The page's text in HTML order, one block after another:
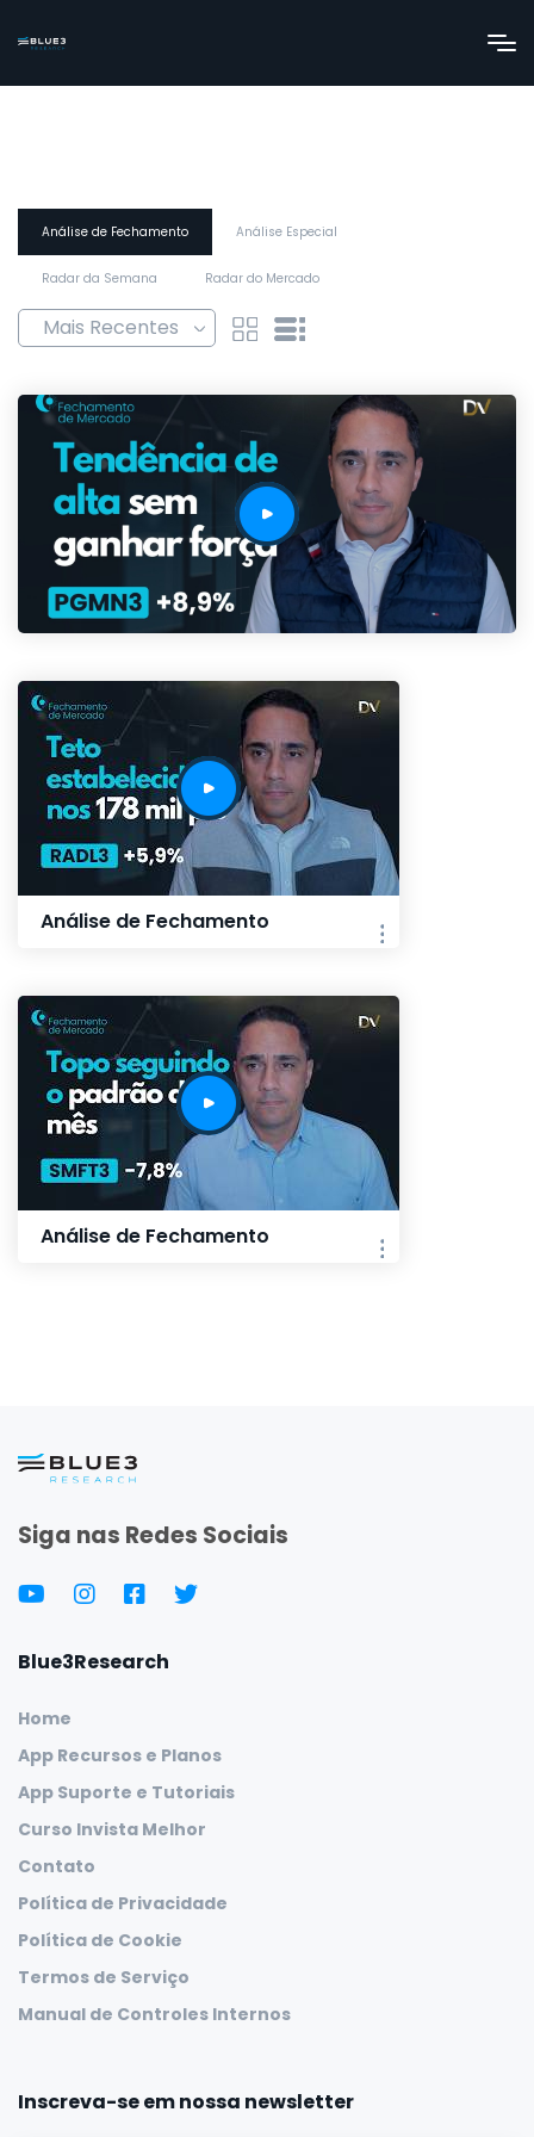
Análise de Fechamento Análise Especial
Radar da Semana Radar do Mercado
Análise de Fechamento
Análise de Fechamento
Siga nas Redes Sociais
Blue3Research
Home
App Recursos e Planos
App Suporte e Tutoriais
Curso Invista Melhor
Contato
Política de Privacidade
Política de Cookie
Termos de Serviço
Manual de Controles Internos
Inscreva-se em nossa newsletter